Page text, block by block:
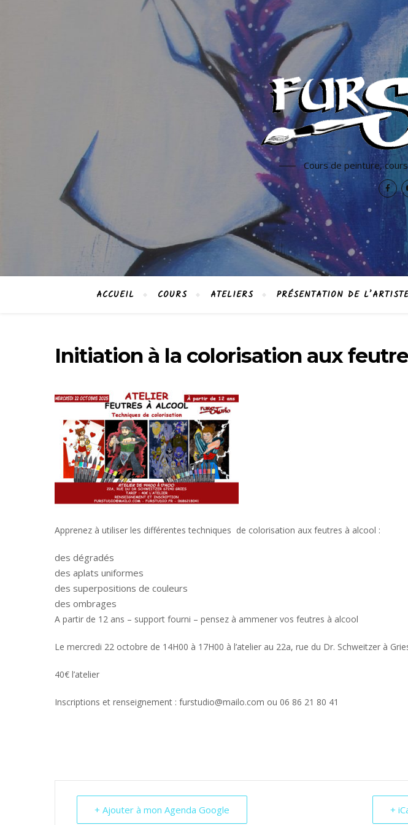
Cours de peinture,
ACCUEIL COURS ATELIERS PRÉSENTATION DE
Initiation à la colorisation aux
Apprenez à utiliser les différentes techniques de colorisation aux feutres à alcool :
des dégradés
des aplats uniformes
des superpositions de couleurs
des ombrages
A partir de 12 ans – support fourni – pensez à ammener vos feutres à alcool
Le mercredi 22 octobre de 14H00 à 17H00 à l’atelier au 22a, rue du Dr. Schweitzer à
40€ l’atelier
Inscriptions et renseignement : furstudio@mailo.com ou 06 86 21 80 41
+ Ajouter à mon Agenda Google +